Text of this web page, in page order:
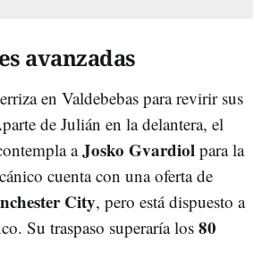
avanzadas
en Valdebebas para revirir sus
de Julián en la delantera, el
aJosko Gvardiol para la
cuenta con una oferta de
City, pero está dispuesto a
Su traspaso superaría los 80